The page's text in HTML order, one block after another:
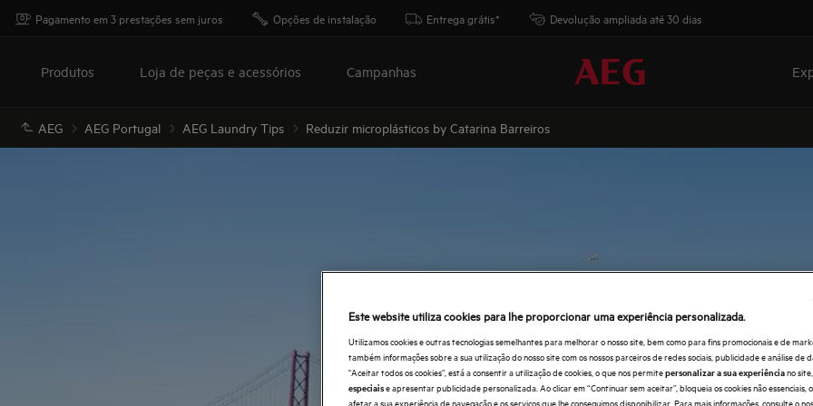
Pagamento em 3 prestações sem juros Opções de instalação Entrega grátis* Devolução ampliada até 30 dias
Produtos Loja de peças e acessórios Campanhas
AEG AEG Portugal AEG Laundry Tips Reduzir microplásticos by Catarina Barreiros
Este website utiliza cookies para lhe proporcionar uma experiência personalizada.
Utilizamos cookies e outras tecnologias semelhantes para melhorar o nosso site, bem como para fins promocionais e de
também informações sobre a sua utilização do nosso site com os nossos parceiros de redes sociais, publicidade e análise de
"Aceitar todos os cookies”, está a consentir a utilização de cookies, o que nos permitepersonalizar a sua experiênciano
especiaise apresentar publicidade personalizada. Ao clicar em “Continuar sem aceitar”, bloqueia os cookies não essenciais,
afetar a sua experiência de navegação e os serviços que lhe conseguimos disponibilizar. Para mais informações, consulte o